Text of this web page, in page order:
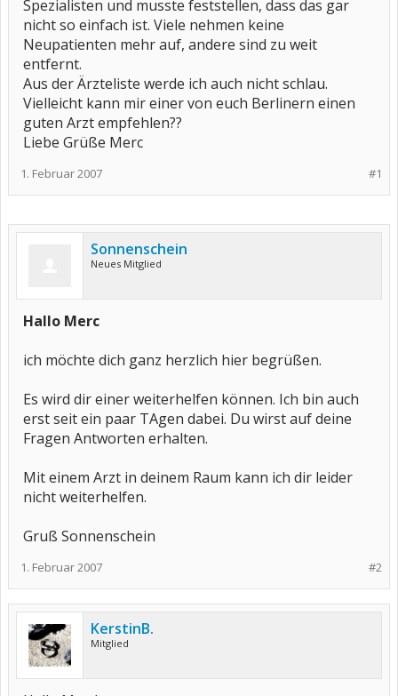
Spezialisten und musste feststellen, dass das gar
nicht so einfach ist. Viele nehmen keine
Neupatienten mehr auf, andere sind zu weit
entfernt.
Aus der Ärzteliste werde ich auch nicht schlau.
Vielleicht kann mir einer von euch Berlinern einen
guten Arzt empfehlen??
Liebe Grüße Merc
#1
1. Februar 2007
Sonnenschein
Neues Mitglied
Hallo Merc
ich möchte dich ganz herzlich hier begrüßen.
Es wird dir einer weiterhelfen können. Ich bin auch
erst seit ein paar TAgen dabei. Du wirst auf deine
Fragen Antworten erhalten.
Mit einem Arzt in deinem Raum kann ich dir leider
nicht weiterhelfen.
Gruß Sonnenschein
#2
1. Februar 2007
KerstinB.
Mitglied